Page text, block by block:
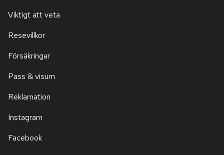
Viktigt att veta
Resevillkor
Försäkringar
Pass & visum
Reklamation
Instagram
Facebook